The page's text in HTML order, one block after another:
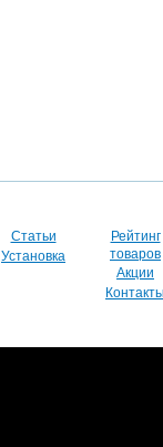
Статьи
Установка
Рейтинг
товаров
Акции